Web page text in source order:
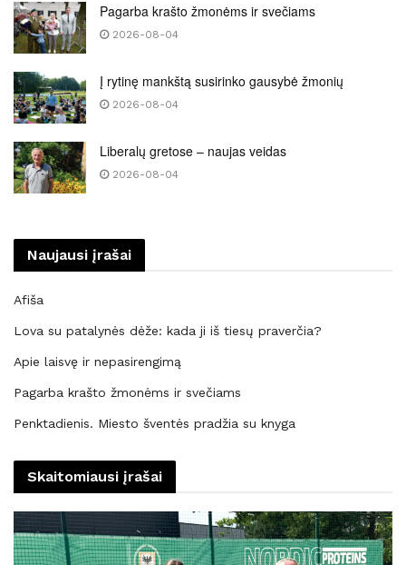
Pagarba krašto žmonėms ir svečiams
2026-08-04
Į rytinę mankštą susirinko gausybė žmonių
2026-08-04
Liberalų gretose – naujas veidas
2026-08-04
Naujausi įrašai
Afiša
Lova su patalynės dėže: kada ji iš tiesų praverčia?
Apie laisvę ir nepasirengimą
Pagarba krašto žmonėms ir svečiams
Penktadienis. Miesto šventės pradžia su knyga
Skaitomiausi įrašai